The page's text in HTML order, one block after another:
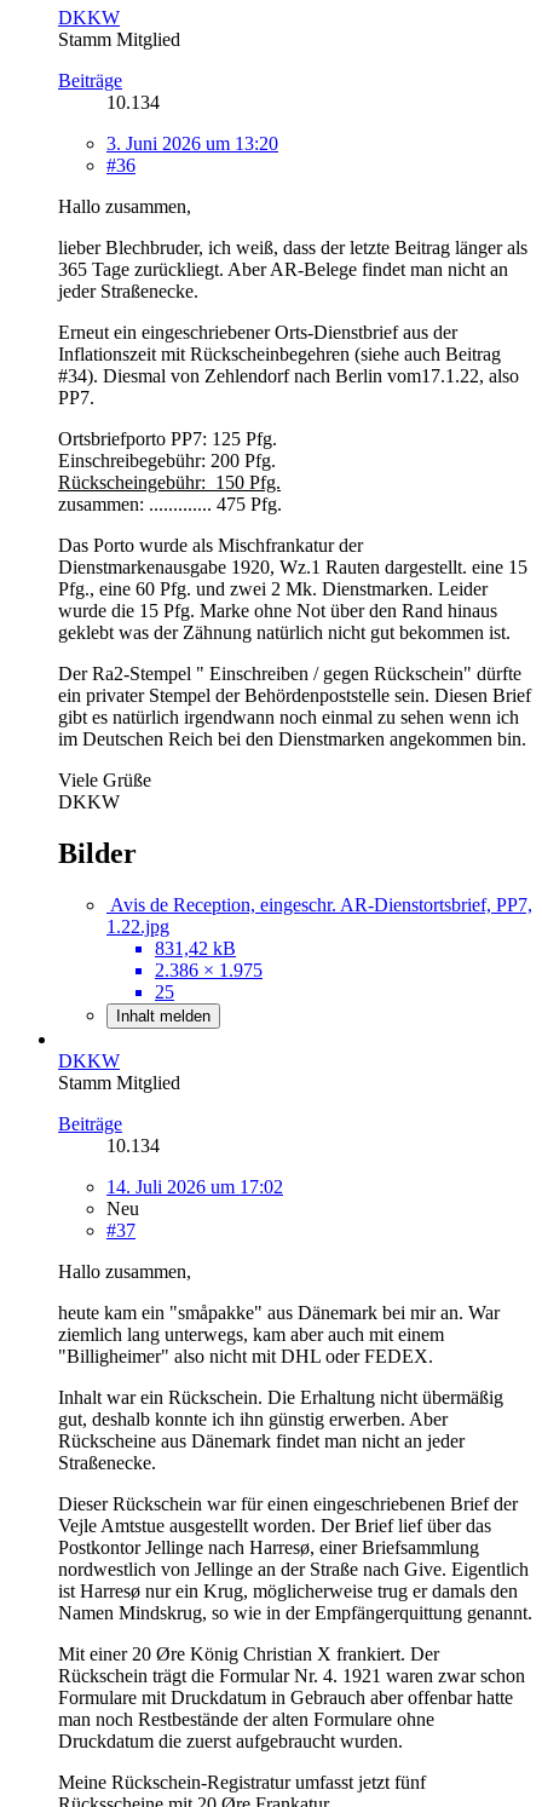
DKKW
Stamm Mitglied
Beiträge
10.134
3. Juni 2026 um 13:20
#36
Hallo zusammen,
lieber Blechbruder, ich weiß, dass der letzte Beitrag länger als
365 Tage zurückliegt. Aber AR-Belege findet man nicht an
jeder Straßenecke.
Erneut ein eingeschriebener Orts-Dienstbrief aus der
Inflationszeit mit Rückscheinbegehren (siehe auch Beitrag
#34). Diesmal von Zehlendorf nach Berlin vom17.1.22, also
PP7.
Ortsbriefporto PP7: 125 Pfg.
Einschreibegebühr: 200 Pfg.
Rückscheingebühr: 150 Pfg.
zusammen: ............. 475 Pfg.
Das Porto wurde als Mischfrankatur der
Dienstmarkenausgabe 1920, Wz.1 Rauten dargestellt. eine 15
Pfg., eine 60 Pfg. und zwei 2 Mk. Dienstmarken. Leider
wurde die 15 Pfg. Marke ohne Not über den Rand hinaus
geklebt was der Zähnung natürlich nicht gut bekommen ist.
Der Ra2-Stempel " Einschreiben / gegen Rückschein" dürfte
ein privater Stempel der Behördenpoststelle sein. Diesen Brief
gibt es natürlich irgendwann noch einmal zu sehen wenn ich
im Deutschen Reich bei den Dienstmarken angekommen bin.
Viele Grüße
DKKW
Bilder
Avis de Reception, eingeschr. AR-Dienstortsbrief, PP7,
1.22.jpg
831,42 kB
2.386 × 1.975
25
Inhalt melden
DKKW
Stamm Mitglied
Beiträge
10.134
14. Juli 2026 um 17:02
Neu
#37
Hallo zusammen,
heute kam ein "småpakke" aus Dänemark bei mir an. War
ziemlich lang unterwegs, kam aber auch mit einem
"Billigheimer" also nicht mit DHL oder FEDEX.
Inhalt war ein Rückschein. Die Erhaltung nicht übermäßig
gut, deshalb konnte ich ihn günstig erwerben. Aber
Rückscheine aus Dänemark findet man nicht an jeder
Straßenecke.
Dieser Rückschein war für einen eingeschriebenen Brief der
Vejle Amtstue ausgestellt worden. Der Brief lief über das
Postkontor Jellinge nach Harresø, einer Briefsammlung
nordwestlich von Jellinge an der Straße nach Give. Eigentlich
ist Harresø nur ein Krug, möglicherweise trug er damals den
Namen Mindskrug, so wie in der Empfängerquittung genannt.
Mit einer 20 Øre König Christian X frankiert. Der
Rückschein trägt die Formular Nr. 4. 1921 waren zwar schon
Formulare mit Druckdatum in Gebrauch aber offenbar hatte
man noch Restbestände der alten Formulare ohne
Druckdatum die zuerst aufgebraucht wurden.
Meine Rückschein-Registratur umfasst jetzt fünf